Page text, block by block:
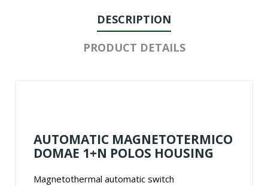
DESCRIPTION
PRODUCT DETAILS
AUTOMATIC MAGNETOTERMICO
DOMAE 1+N POLOS HOUSING
Magnetothermal automatic switch